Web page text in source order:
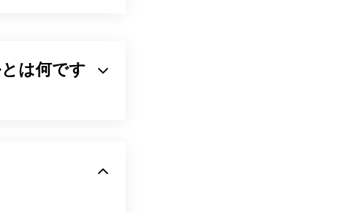
は何です
れる、わずかに